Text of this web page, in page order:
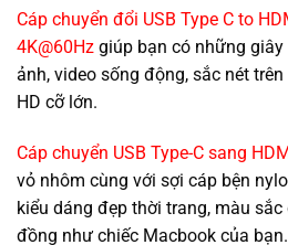
Cáp chuyển đổi USB Type C to
4K@60Hz giúp bạn có những
ảnh, video sống động, sắc nét
HD cỡ lớn.
Cáp chuyển USB Type-C sang
vỏ nhôm cùng với sợi cáp bện
kiểu dáng đẹp thời trang, màu
đồng như chiếc Macbook của bạn.